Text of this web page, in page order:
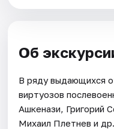
Об
В ряду выдающихся
виртуозов
Ашкенази, Григорий
Михаил Плетнев и